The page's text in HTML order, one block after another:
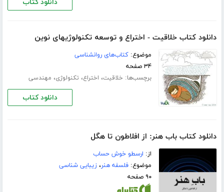
دانلود کتاب
دانلود کتاب خلاقیت - اختراع و توسعه تکنولوژیهای نوین
موضوع:کتاب‌های روانشناسی
۳۴ صفحه
برچسب‌ها: خلاقیت، اختراع، تکنولوژی، مهندسی
دانلود کتاب
دانلود کتاب باب هنر: از افلاطون تا هگل
از: ارسطو خوش حساب
موضوع:فلسفه هنر،زیبایی شناسی
۹۰ صفحه